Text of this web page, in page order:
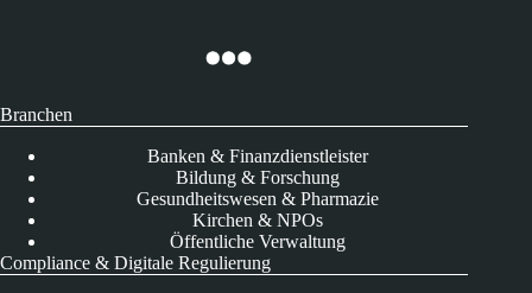
Branchen
Banken & Finanzdienstleister
Bildung & Forschung
Gesundheitswesen & Pharmazie
Kirchen & NPOs
Öffentliche Verwaltung
Compliance & Digitale Regulierung